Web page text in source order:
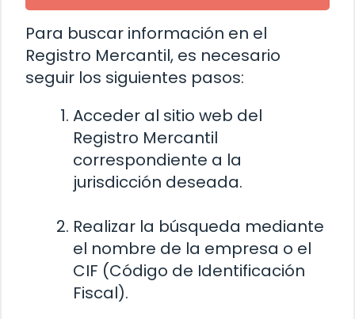
Para buscar información en el
Registro Mercantil, es necesario
seguir los siguientes pasos:
Acceder al sitio web del
Registro Mercantil
correspondiente a la
jurisdicción deseada.
Realizar la búsqueda mediante
el nombre de la empresa o el
CIF (Código de Identificación
Fiscal).